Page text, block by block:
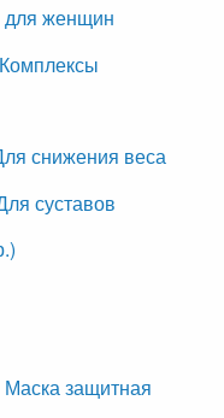
женщин
Комплексы
снижения веса
суставов
Маска защитная